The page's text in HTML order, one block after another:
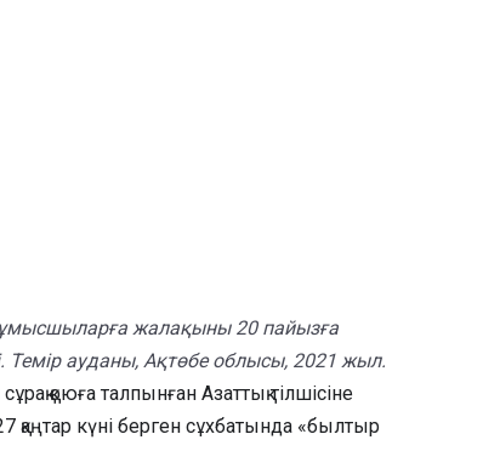
жалақыны 20 пайызға
Темір ауданы, Ақтөбе облысы, 2021 жыл.
қоюға талпынған Азаттық тілшісіне
күні берген сұхбатында «былтыр